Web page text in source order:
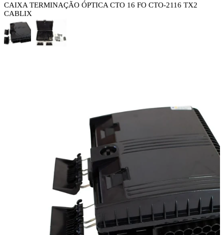
CAIXA TERMINAÇÃO ÓPTICA CTO 16 FO CTO-2116 TX2
CABLIX